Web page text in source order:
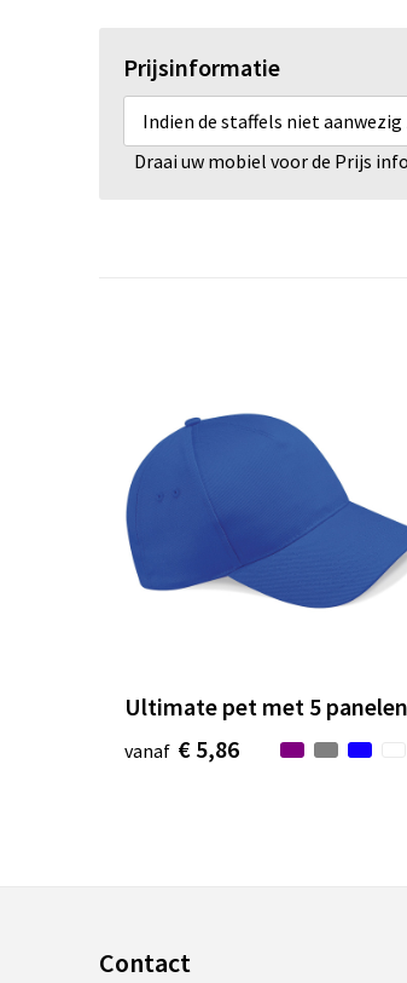
Prijsinformatie
Indien de staffels niet
Draai uw mobiel voor de Prijs
Ultimate pet met 5 panelen
vanaf € 5,86
Contact